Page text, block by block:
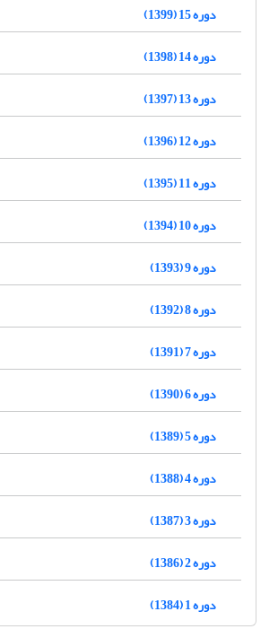
دوره 15 (1399)
دوره 14 (1398)
دوره 13 (1397)
دوره 12 (1396)
دوره 11 (1395)
دوره 10 (1394)
دوره 9 (1393)
دوره 8 (1392)
دوره 7 (1391)
دوره 6 (1390)
دوره 5 (1389)
دوره 4 (1388)
دوره 3 (1387)
دوره 2 (1386)
دوره 1 (1384)